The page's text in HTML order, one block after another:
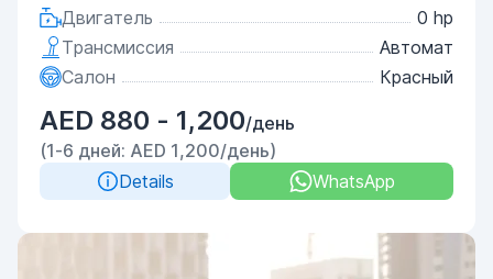
Двигатель
0 hp
Трансмиссия
Автомат
Салон
Красный
AED 880 - 1,200/день
(1-6 дней: AED 1,200/день)
Details
WhatsApp